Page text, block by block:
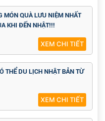
MÓN QUÀ LƯU NIỆM NHẤT
KHI ĐẾN NHẬT!!!
XEM CHI TIẾT
THỂ DU LỊCH NHẬT BẢN TỪ
XEM CHI TIẾT